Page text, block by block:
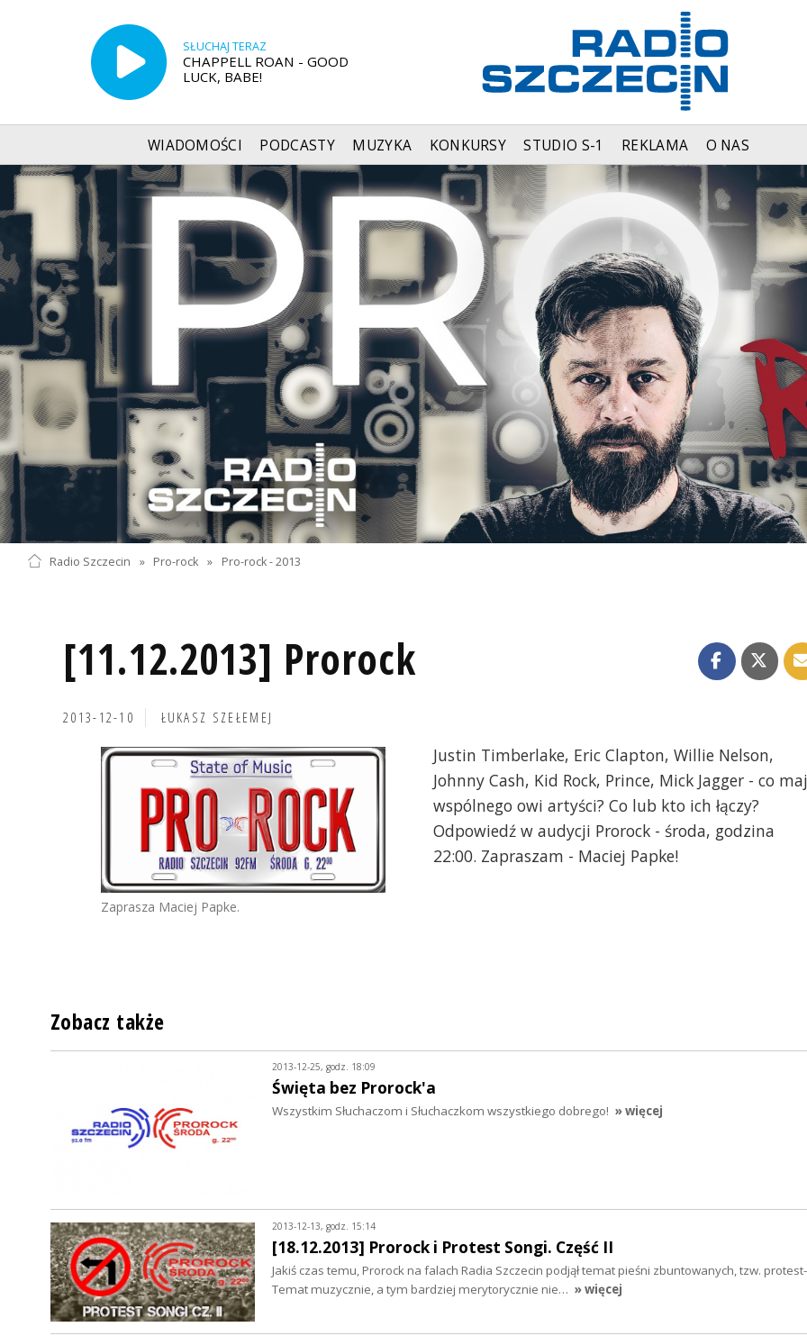
SŁUCHAJ TERAZ
CHAPPELL ROAN - GOOD
LUCK, BABE!
WIADOMOŚCI PODCASTY MUZYKA KONKURSY STUDIO S-1 REKLAMA O NAS
Radio Szczecin » Pro-rock » Pro-rock - 2013
[11.12.2013] Prorock
2013-12-10 ŁUKASZ SZEŁEMEJ
Zaprasza Maciej Papke.
Justin Timberlake, Eric Clapton, Willie Nelson,
Johnny Cash, Kid Rock, Prince, Mick Jagger - co
wspólnego owi artyści? Co lub kto ich łączy?
Odpowiedź w audycji Prorock - środa, godzina
22:00. Zapraszam - Maciej Papke!
Zobacz także
2013-12-25, godz. 18:09
Święta bez Prorock'a
Wszystkim Słuchaczom i Słuchaczkom wszystkiego dobrego! » więcej
2013-12-13, godz. 15:14
[18.12.2013] Prorock i Protest Songi. Część II
Jakiś czas temu, Prorock na falach Radia Szczecin podjął temat pieśni zbuntowanych, tzw.
Temat muzycznie, a tym bardziej merytorycznie nie… » więcej